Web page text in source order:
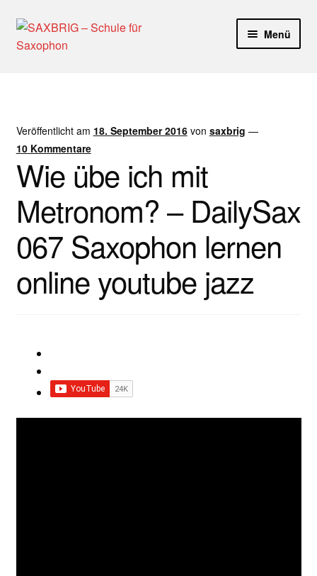
Zur
Navigation
Zum
Inhalt
Menü
Aktuelle Blog Artikel
ANMELDUNG
Dankeschön – Impro Basic Downloads (Youtube)
Datenschutz
Disclaimer
Impro Basic – Download PDF + mp3
Veröffentlicht am 18. September 2016 von saxbrig —
10 Kommentare
Wie übe ich mit
Metronom? – DailySax
067 Saxophon lernen
online youtube jazz